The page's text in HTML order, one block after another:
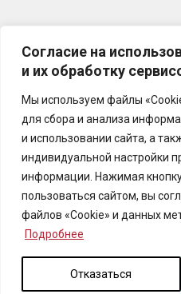
Согласие на
и их обработку
Мы используем файлы
для сбора и анализа
и использовании сайта, а
индивидуальной настройки
информации. Нажимая
пользоваться сайтом, вы
файлов «Cookie» и данных
Подробнее
Отказаться
С наступлением лета
и ту же ошибку —
полностью отказываясь
Copyright © 2025
партнерство содействия
«Центр
Правила
Политика